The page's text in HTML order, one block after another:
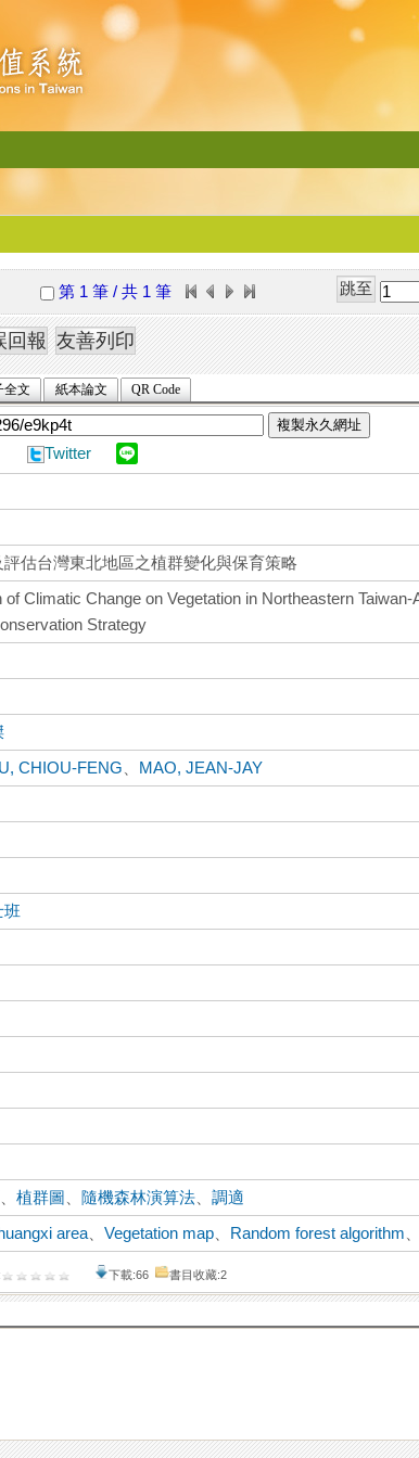
第 1 筆 / 共 1 筆
全文 紙本論文 QR Code
複製永久網址
Twitter
估台灣東北地區之植群變化與保育策略
Climatic Change on Vegetation in Northeastern
Strategy
CHIOU-FENG
MAO, JEAN-JAY
班
、植群圖 隨機森林演算法 、調適
area 、Vegetation map Random forest algorithm
下載:66 書目收藏:2